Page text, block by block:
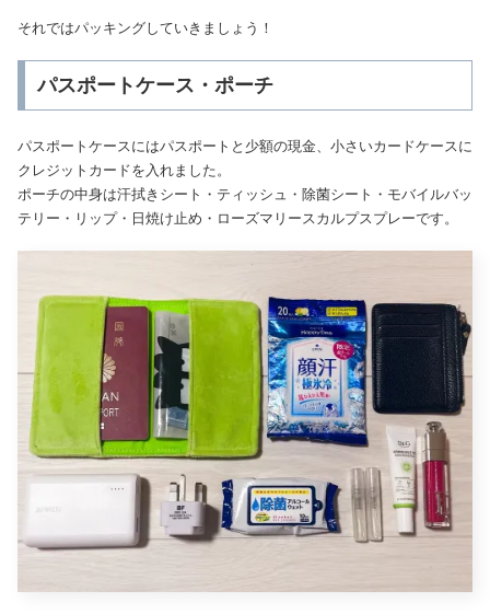
それではパッキングしていきましょう！
パスポートケース・ポーチ
パスポートケースにはパスポートと少額の現金、小さいカードケースに
クレジットカードを入れました。
ポーチの中身は汗拭きシート・ティッシュ・除菌シート・モバイルバッ
テリー・リップ・日焼け止め・ローズマリースカルプスプレーです。